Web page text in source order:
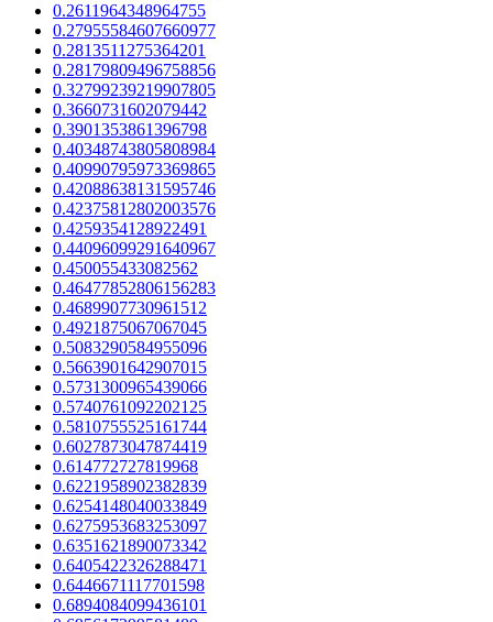
0.2611964348964755
0.27955584607660977
0.2813511275364201
0.28179809496758856
0.32799239219907805
0.3660731602079442
0.3901353861396798
0.40348743805808984
0.40990795973369865
0.42088638131595746
0.42375812802003576
0.4259354128922491
0.44096099291640967
0.450055433082562
0.46477852806156283
0.4689907730961512
0.4921875067067045
0.5083290584955096
0.5663901642907015
0.5731300965439066
0.5740761092202125
0.5810755525161744
0.6027873047874419
0.614772727819968
0.6221958902382839
0.6254148040033849
0.6275953683253097
0.6351621890073342
0.6405422326288471
0.6446671117701598
0.6894084099436101